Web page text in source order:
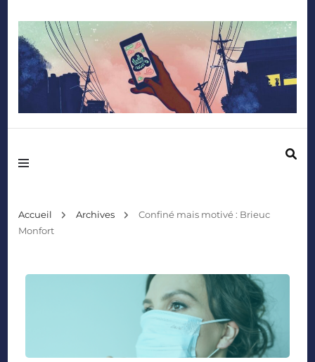
Accueil Archives
Confiné mais motivé : Brieuc
Monfort